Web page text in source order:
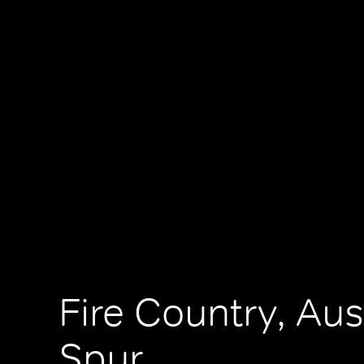
Fire Country,